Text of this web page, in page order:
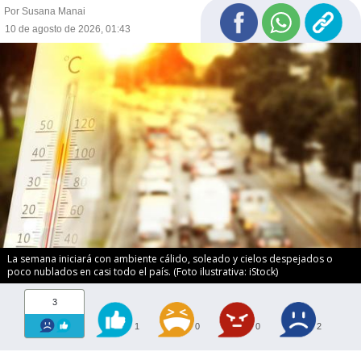
Por Susana Manai
10 de agosto de 2026, 01:43
La semana iniciará con ambiente cálido, soleado y cielos despejados o
poco nublados en casi todo el país. (Foto ilustrativa: iStock)
3
1 0 0 2